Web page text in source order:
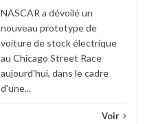
NASCAR a dévoilé un
nouveau prototype de
voiture de stock électrique
au Chicago Street Race
aujourd'hui, dans le cadre
d'une...
Voir